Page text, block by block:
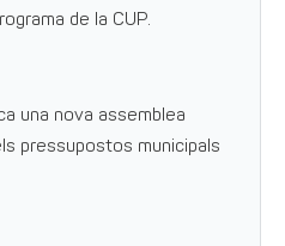
de la CUP.
una nova assemblea
pressupostos municipals